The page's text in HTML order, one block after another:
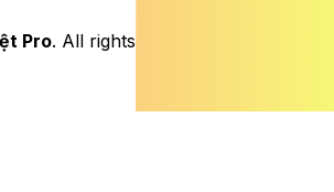
Pro. All rights reserved.